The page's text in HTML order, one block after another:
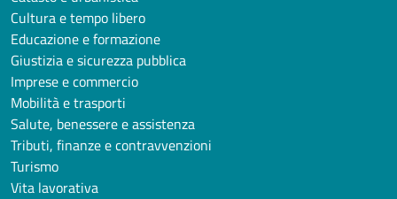
Cultura e tempo libero
Educazione e formazione
Giustizia e sicurezza pubblica
Imprese e commercio
Mobilità e trasporti
Salute, benessere e assistenza
Tributi, finanze e contravvenzioni
Turismo
Vita lavorativa